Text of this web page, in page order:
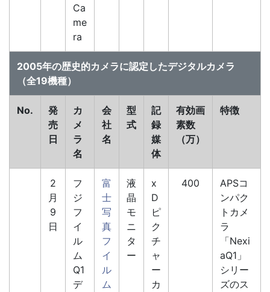
Ca
me
ra
2005年の歴史的カメラに認定したデジタルカメラ
（全19機種）
No.
発
売
日
カ
メ
ラ
名
会
社
名
型
式
記
録
媒
体
有効画
素数
（万）
特徴
2
月
9
日
フ
ジ
フ
イ
ル
ム
Q1
デ
富
士
写
真
フ
イ
ル
ム
液
晶
モ
ニ
タ
ー
x
D
ピ
ク
チ
ャ
ー
カ
400
APSコ
ンパク
トカメ
ラ
「Nexi
aQ1」
シリー
ズのス